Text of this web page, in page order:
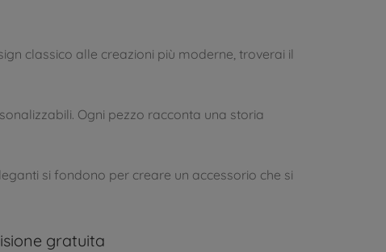
classico alle creazioni più moderne, troverai il
Ogni pezzo racconta una storia
si fondono per creare un accessorio che si
gratuita